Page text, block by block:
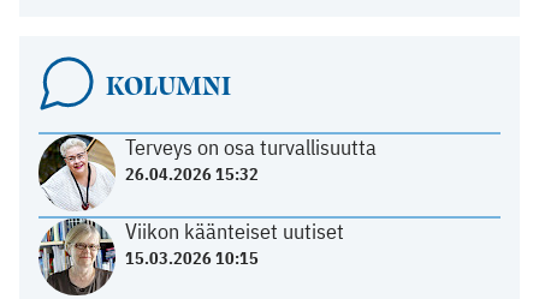
KOLUMNI
Terveys on osa turvallisuutta
26.04.2026 15:32
Viikon käänteiset uutiset
15.03.2026 10:15